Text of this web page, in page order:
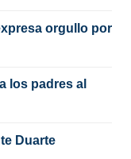
orgullo por
los padres al
Duarte